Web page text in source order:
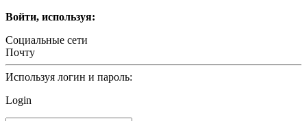
Войти, используя:
Социальные сети
Почту
Используя логин и пароль:
Login